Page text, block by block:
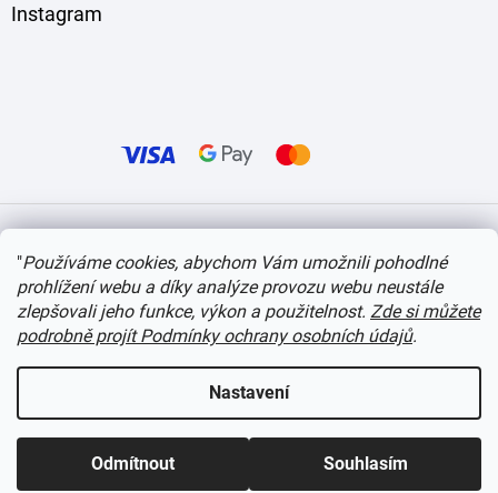
"Používáme cookies, abychom Vám umožnili pohodlné
prohlížení webu a díky analýze provozu webu neustále
zlepšovali jeho funkce, výkon a použitelnost. Zde si můžete
podrobně projít Podmínky ochrany osobních údajů.
Nastavení
Odmítnout Souhlasím
Instagram
Copyright 2026itvlaky.cz . Všechna práva vyhrazena. Upravit nastavení cookies